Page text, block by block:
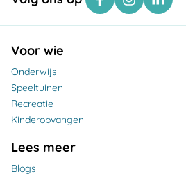
Voor wie
Onderwijs
Speeltuinen
Recreatie
Kinderopvangen
Lees meer
Blogs